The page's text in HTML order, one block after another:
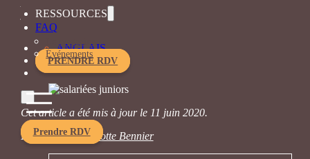
RESSOURCES
Le magazine
Événements
FAQ
ANGLAIS
PRENDRE RDV
Prendre RDV
juillet 11, 2020
Cet article a été mis à jour le 11 juin 2020.
Illustration:Charlotte Bennier